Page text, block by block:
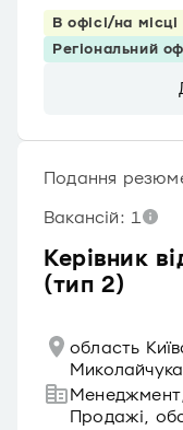
В офісі/на місці
Регіональний
Керівник
(тип 2)
Подання
Вакансій: 1
область
Менеджмент,
Продажі,